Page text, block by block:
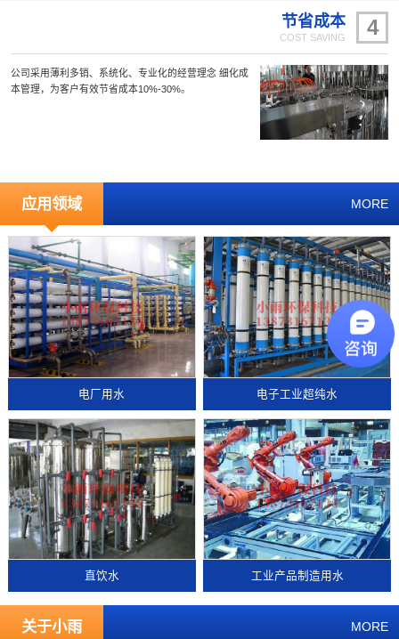
4
节省成本
COST SAVING
公司采用薄利多销、系统化、专业化的经营理念 细化成
本管理，为客户有效节省成本10%-30%。
应用领域 MORE
电厂用水 电子工业超纯水
直饮水 工业产品制造用水
关于小雨 MORE